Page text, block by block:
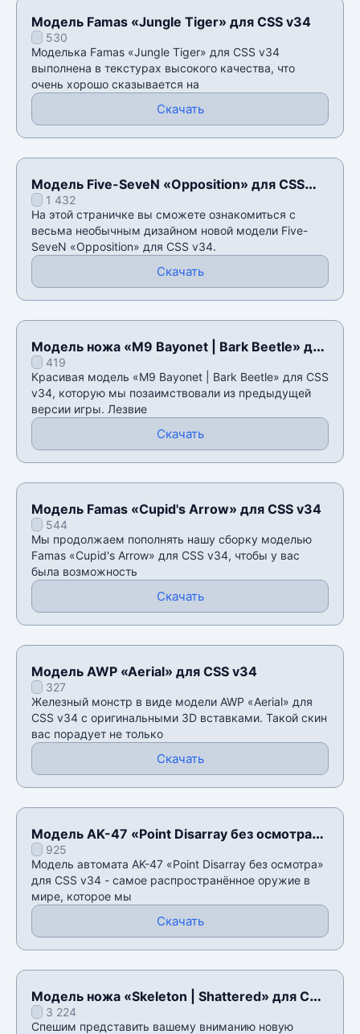
Модель Famas «Jungle Tiger» для CSS v34
530
Моделька Famas «Jungle Tiger» для CSS v34
выполнена в текстурах высокого качества, что
очень хорошо сказывается на
Скачать
Модель Five-SeveN «Opposition» для CSS
v341 432
На этой страничке вы сможете ознакомиться с
весьма необычным дизайном новой модели Five-
SeveN «Opposition» для CSS v34.
Скачать
Модель ножа «M9 Bayonet | Bark Beetle» для
CSS v34
419
Красивая модель «M9 Bayonet | Bark Beetle» для CSS
v34, которую мы позаимствовали из предыдущей
версии игры. Лезвие
Скачать
Модель Famas «Cupid's Arrow» для CSS v34
544
Мы продолжаем пополнять нашу сборку моделью
Famas «Cupid's Arrow» для CSS v34, чтобы у вас
была возможность
Скачать
Модель AWP «Aerial» для CSS v34
327
Железный монстр в виде модели AWP «Aerial» для
CSS v34 с оригинальными 3D вставками. Такой скин
вас порадует не только
Скачать
Модель AK-47 «Point Disarray без осмотра»
для CSS v34
925
Модель автомата AK-47 «Point Disarray без осмотра»
для CSS v34 - самое распространённое оружие в
мире, которое мы
Скачать
Модель ножа «Skeleton | Shattered» для CSS
v343 224
Спешим представить вашему вниманию новую